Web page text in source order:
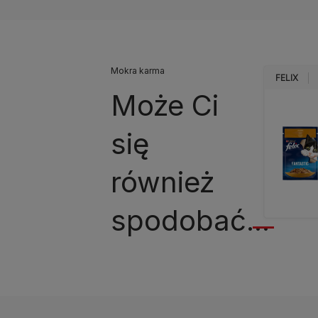
Mokra karma
Może Ci
się
również
spodobać...
FELIX